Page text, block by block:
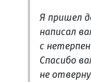
Я пришел
написал
с
Спасибо
не